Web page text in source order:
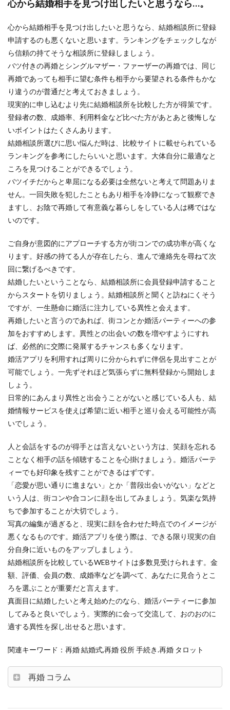
心から結婚相手を見つけ出したいと思うなら…。
心から結婚相手を見つけ出したいと思うなら、結婚相談所に登録
申請するのも悪くないと思います。ランキングをチェックしなが
ら信頼の持てそうな相談所に登録しましょう。
バツ付きの再婚とシングルマザー・ファーザーの再婚では、同じ
再婚であっても相手に望む条件も相手から要望される条件もかな
り違うのが普通だと考えておきましょう。
現実的に申し込むより先に結婚相談所を比較した方が得策です。
登録者の数、成婚率、利用料金など比べた方があとあと後悔しな
いポイントはたくさんあります。
結婚相談所選びに思い悩んだ時は、比較サイトに載せられている
ランキングを参考にしたらいいと思います。大体自分に最適なと
ころを見つけることができるでしょう。
バツイチだからと卑屈になる必要は全然ないと考えて問題ありま
せん。一回失敗を犯したこともあり相手を冷静になって観察でき
ますし、お陰で再婚して有意義な暮らしをしている人は稀ではな
いのです。
ご自身が意図的にアプローチする方が街コンでの成功率が高くな
ります。好感の持てる人が存在したら、進んで連絡先を尋ねて次
回に繋げるべきです。
結婚したいということなら、結婚相談所に会員登録申請すること
からスタートを切りましょう。結婚相談所と聞くと訪ねにくそう
ですが、一生懸命に婚活に注力している異性と会えます。
再婚したいと言うのであれば、街コンとか婚活パーティーへの参
加をおすすめします。異性との出会いの数を増やすようにすれ
ば、必然的に交際に発展するチャンスも多くなります。
婚活アプリを利用すれば周りに分かられずに伴侶を見出すことが
可能でしょう。一先ずそれほど気張らずに無料登録から開始しま
しょう。
日常的にあんまり異性と出会うことがないと感じている人も、結
婚情報サービスを使えば希望に近い相手と巡り会える可能性が高
いでしょう。
人と会話をするのが得手とは言えないという方は、笑顔を忘れる
ことなく相手の話を傾聴することを心掛けましょう。婚活パーテ
ィーでも好印象を残すことができるはずです。
「恋愛が思い通りに進まない」とか「普段出会いがない」などと
いう人は、街コンや合コンに顔を出してみましょう。気楽な気持
ちで参加することが大切でしょう。
写真の編集が過ぎると、現実に顔を合わせた時点でのイメージが
悪くなるものです。婚活アプリを使う際は、できる限り現実の自
分自身に近いものをアップしましょう。
結婚相談所を比較しているWEBサイトは多数見受けられます。金
額、評価、会員の数、成婚率などを調べて、あなたに見合うとこ
ろを選ぶことが重要だと言えます。
真面目に結婚したいと考え始めたのなら、婚活パーティーに参加
してみると良いでしょう。実際的に会って交流して、おのおのに
適する異性を探し出せると思います。
関連キーワード：再婚 結婚式,再婚 役所 手続き.再婚 タロット
再婚 コラム